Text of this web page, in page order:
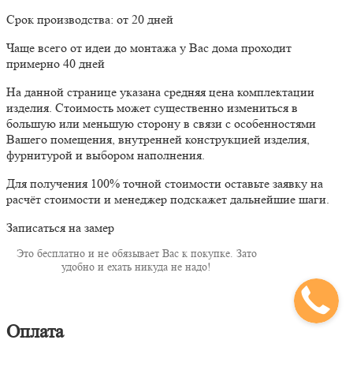
Срок производства: от 20 дней
Чаще всего от идеи до монтажа у Вас дома проходит
примерно 40 дней
На данной странице указана средняя цена комплектации
изделия. Стоимость может существенно измениться в
большую или меньшую сторону в связи с особенностями
Вашего помещения, внутренней конструкцией изделия,
фурнитурой и выбором наполнения.
Для получения 100% точной стоимости оставьте заявку на
расчёт стоимости и менеджер подскажет дальнейшие шаги.
Записаться на замер
Это бесплатно и не обязывает Вас к покупке. Зато
удобно и ехать никуда не надо!
Оплата